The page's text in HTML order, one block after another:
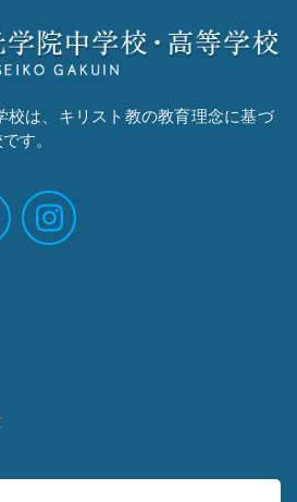
校は、キリスト教の教育理念に基づ
す。